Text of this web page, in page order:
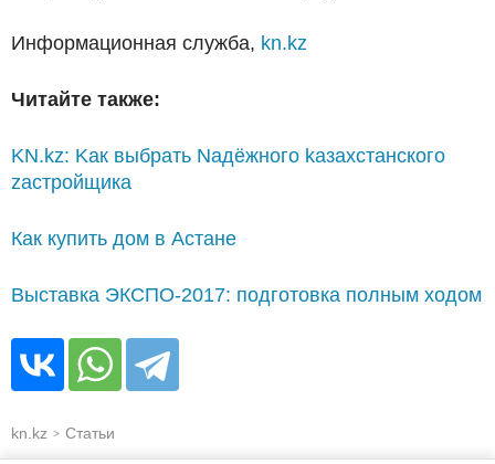
Информационная служба, kn.kz
Читайте также:
KN.kz: Kак выбрать Nадёжного kазахстанского
zастройщика
Как купить дом в Астане
Выставка ЭКСПО-2017: подготовка полным ходом
kn.kz > Статьи